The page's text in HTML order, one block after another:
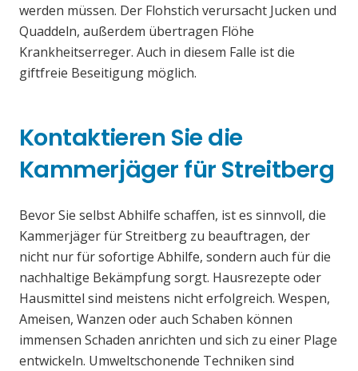
werden müssen. Der Flohstich verursacht Jucken und
Quaddeln, außerdem übertragen Flöhe
Krankheitserreger. Auch in diesem Falle ist die
giftfreie Beseitigung möglich.
Kontaktieren Sie die
Kammerjäger für Streitberg
Bevor Sie selbst Abhilfe schaffen, ist es sinnvoll, die
Kammerjäger für Streitberg zu beauftragen, der
nicht nur für sofortige Abhilfe, sondern auch für die
nachhaltige Bekämpfung sorgt. Hausrezepte oder
Hausmittel sind meistens nicht erfolgreich. Wespen,
Ameisen, Wanzen oder auch Schaben können
immensen Schaden anrichten und sich zu einer Plage
entwickeln. Umweltschonende Techniken sind